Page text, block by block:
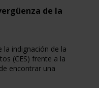
de la
la indignación de la
(CES) frente a la
encontrar una